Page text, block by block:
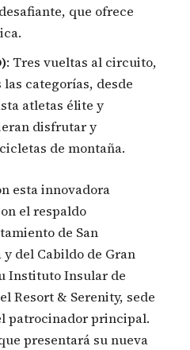
que ofrece
: Tres vueltas al circuito,
categorías, desde
atletas élite y
disfrutar y
de montaña.
esta innovadora
el respaldo
de San
del Cabildo de Gran
Instituto Insular de
Resort & Serenity, sede
patrocinador principal.
presentará su nueva